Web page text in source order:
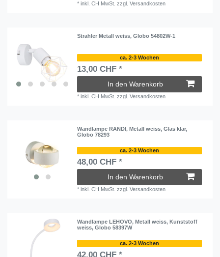
*inkl. CH MwSt. zzgl.Versandkosten
Strahler Metall weiss, Globo 54802W-1
ca. 2-3 Wochen
13,00 CHF *
In den Warenkorb
*inkl. CH MwSt. zzgl.Versandkosten
Wandlampe RANDI, Metall weiss, Glas klar,
Globo 78293
ca. 2-3 Wochen
48,00 CHF *
In den Warenkorb
*inkl. CH MwSt. zzgl.Versandkosten
Wandlampe LEHOVO, Metall weiss, Kunststoff
weiss, Globo 58397W
ca. 2-3 Wochen
42,00 CHF *